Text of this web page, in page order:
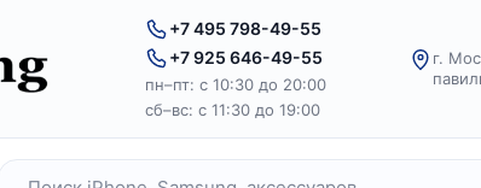
+7 495 798-49-55
+7 925 646-49-55
пн–пт: с 10:30 до 20:00
сб–вс: с 11:30 до 19:00
г.